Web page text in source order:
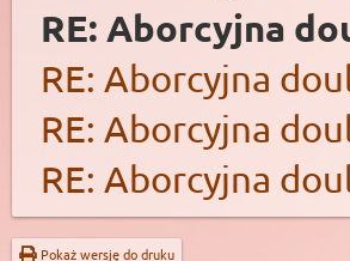
RE: Aborcyjna
RE: Aborcyjna
RE: Aborcyjna
RE: Aborcyjna
Pokaż wersję do druku